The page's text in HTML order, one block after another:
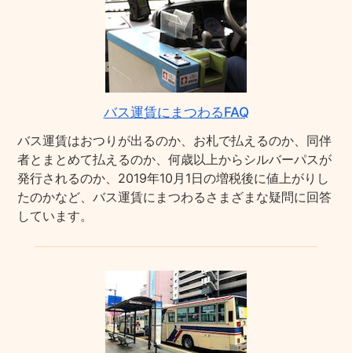
バス運賃にまつわるFAQ
バス運賃はおつりが出るのか、お札で払えるのか、同伴
者とまとめて払えるのか、何歳以上からシルバーパスが
発行されるのか、2019年10月1日の増税後に値上がりし
たのかなど、バス運賃にまつわるさまざまな疑問に回答
しています。